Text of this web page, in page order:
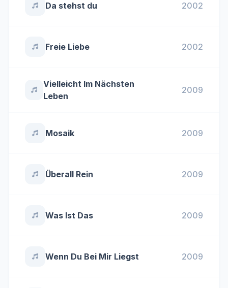
Da stehst du 2002
Freie Liebe 2002
Vielleicht Im Nächsten
Leben
2009
Mosaik 2009
Überall Rein 2009
Was Ist Das 2009
Wenn Du Bei Mir Liegst 2009